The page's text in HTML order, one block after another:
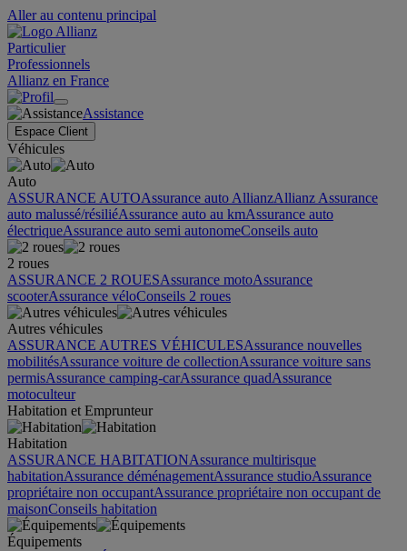
Aller au contenu principal
Particulier
Professionnels
Allianz en France
Assistance
Espace Client
Véhicules
Auto
ASSURANCE AUTOAssurance auto AllianzAllianz Assurance
auto malussé/résiliéAssurance auto au kmAssurance auto
électriqueAssurance auto semi autonomeConseils auto
2 roues
ASSURANCE 2 ROUESAssurance motoAssurance
scooterAssurance véloConseils 2 roues
Autres véhicules
ASSURANCE AUTRES VÉHICULESAssurance nouvelles
mobilitésAssurance voiture de collectionAssurance voiture sans
permisAssurance camping-carAssurance quadAssurance
motoculteur
Habitation et Emprunteur
Habitation
ASSURANCE HABITATIONAssurance multirisque
habitationAssurance déménagementAssurance studioAssurance
propriétaire non occupantAssurance propriétaire non occupant de
maisonConseils habitation
Équipements